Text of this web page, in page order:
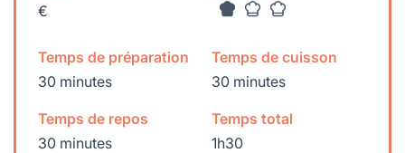
€
Temps de préparation
30 minutes
Temps de cuisson
30 minutes
Temps de repos
30 minutes
Temps total
1h30